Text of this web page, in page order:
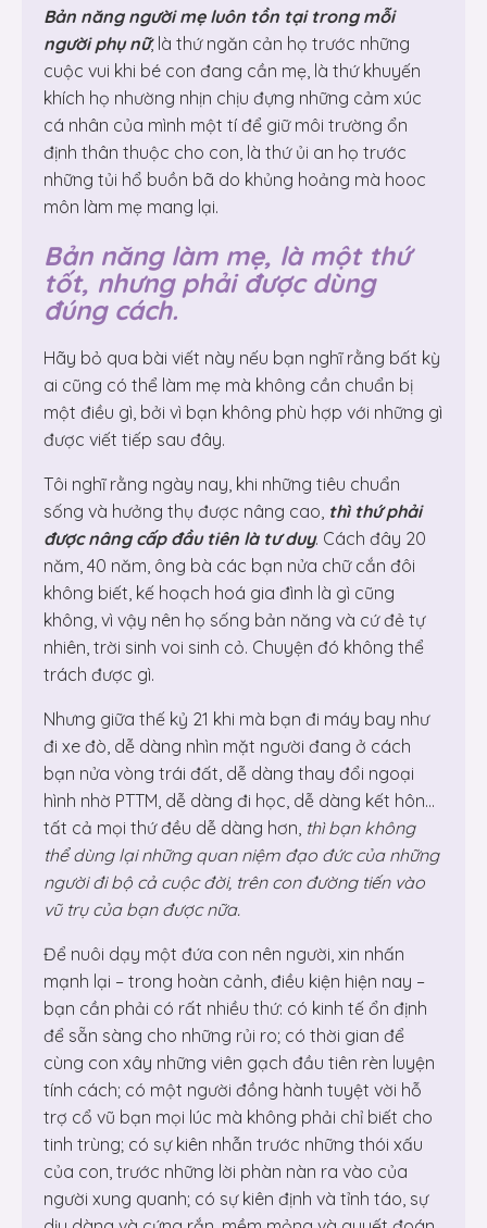
Bản năng người mẹ luôn tồn tại trong mỗi
người phụ nữ, là thứ ngăn cản họ trước những
cuộc vui khi bé con đang cần mẹ, là thứ khuyến
khích họ nhường nhịn chịu đựng những cảm xúc
cá nhân của mình một tí để giữ môi trường ổn
định thân thuộc cho con, là thứ ủi an họ trước
những tủi hổ buồn bã do khủng hoảng mà hooc
môn làm mẹ mang lại.
Bản năng làm mẹ, là một thứ
tốt, nhưng phải được dùng
đúng cách.
Hãy bỏ qua bài viết này nếu bạn nghĩ rằng bất kỳ
ai cũng có thể làm mẹ mà không cần chuẩn bị
một điều gì, bởi vì bạn không phù hợp với những gì
được viết tiếp sau đây.
Tôi nghĩ rằng ngày nay, khi những tiêu chuẩn
sống và hưởng thụ được nâng cao, thì thứ phải
được nâng cấp đầu tiên là tư duy. Cách đây 20
năm, 40 năm, ông bà các bạn nửa chữ cắn đôi
không biết, kế hoạch hoá gia đình là gì cũng
không, vì vậy nên họ sống bản năng và cứ đẻ tự
nhiên, trời sinh voi sinh cỏ. Chuyện đó không thể
trách được gì.
Nhưng giữa thế kỷ 21 khi mà bạn đi máy bay như
đi xe đò, dễ dàng nhìn mặt người đang ở cách
bạn nửa vòng trái đất, dễ dàng thay đổi ngoại
hình nhờ PTTM, dễ dàng đi học, dễ dàng kết hôn…
tất cả mọi thứ đều dễ dàng hơn, thì bạn không
thể dùng lại những quan niệm đạo đức của những
người đi bộ cả cuộc đời, trên con đường tiến vào
vũ trụ của bạn được nữa.
Để nuôi dạy một đứa con nên người, xin nhấn
mạnh lại – trong hoàn cảnh, điều kiện hiện nay –
bạn cần phải có rất nhiều thứ: có kinh tế ổn định
để sẵn sàng cho những rủi ro; có thời gian để
cùng con xây những viên gạch đầu tiên rèn luyện
tính cách; có một người đồng hành tuyệt vời hỗ
trợ cổ vũ bạn mọi lúc mà không phải chỉ biết cho
tinh trùng; có sự kiên nhẫn trước những thói xấu
của con, trước những lời phàn nàn ra vào của
người xung quanh; có sự kiên định và tỉnh táo, sự